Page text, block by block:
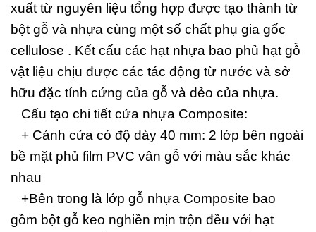
xuất từ nguyên liệu tổng hợp được tạo thành từ
bột gỗ và nhựa cùng một số chất phụ gia gốc
cellulose . Kết cấu các hạt nhựa bao phủ hạt gỗ
vật liệu chịu được các tác động từ nước và sở
hữu đặc tính cứng của gỗ và dẻo của nhựa.
Cấu tạo chi tiết cửa nhựa Composite:
+ Cánh cửa có độ dày 40 mm: 2 lớp bên ngoài
bề mặt phủ film PVC vân gỗ với màu sắc khác
nhau
+Bên trong là lớp gỗ nhựa Composite bao
gồm bột gỗ keo nghiền mịn trộn đều với hạt